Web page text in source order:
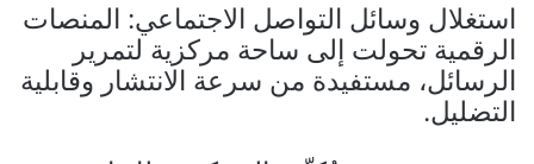
استغلال وسائل التواصل الاجتماعي: المنصات
الرقمية تحولت إلى ساحة مركزية لتمرير
الرسائل، مستفيدة من سرعة الانتشار وقابلية
التضليل.